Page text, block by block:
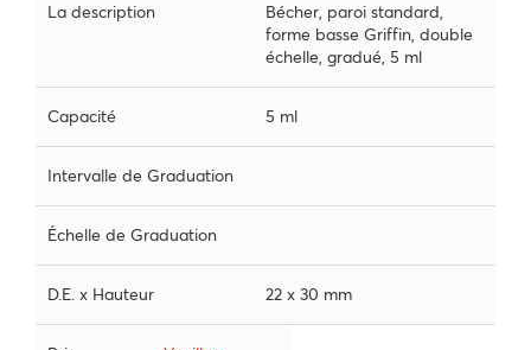
La description
Bécher, paroi standard,
forme basse Griffin, double
échelle, gradué, 5 ml
Capacité 5 ml
Intervalle de Graduation
Échelle de Graduation
D.E. x Hauteur 22 x 30 mm